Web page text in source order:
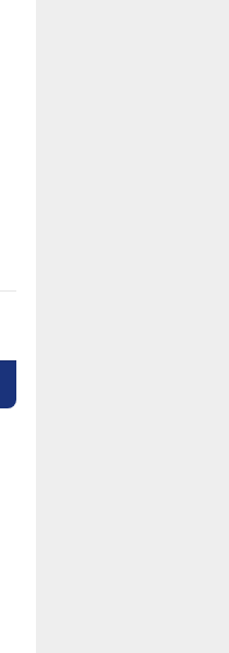
Kerja Keras dan Kolaborasi